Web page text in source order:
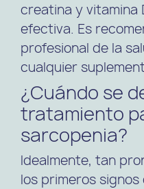
creatina y vitamina
efectiva. Es
profesional de la
cualquier
¿Cuándo se
tratamiento
sarcopenia?
Idealmente, tan
los primeros